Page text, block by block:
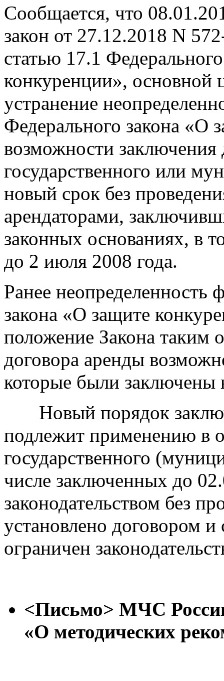
Сообщается, что
закон от 27.12.2018 N
статью 17.1
конкуренции», основной
устранение
Федерального закона «О
возможности заключения
государственного или
новый срок без
арендаторами,
законных основаниях, в
до 2 июля 2008 года.
Ранее неопределенность
закона «О защите
положение Закона таким
договора аренды
которые были заключены
Новый порядок
подлежит применению в
государственного
числе заключенных до
законодательством без
установлено договором и
ограничен
<Письмо> МЧС
«О методических